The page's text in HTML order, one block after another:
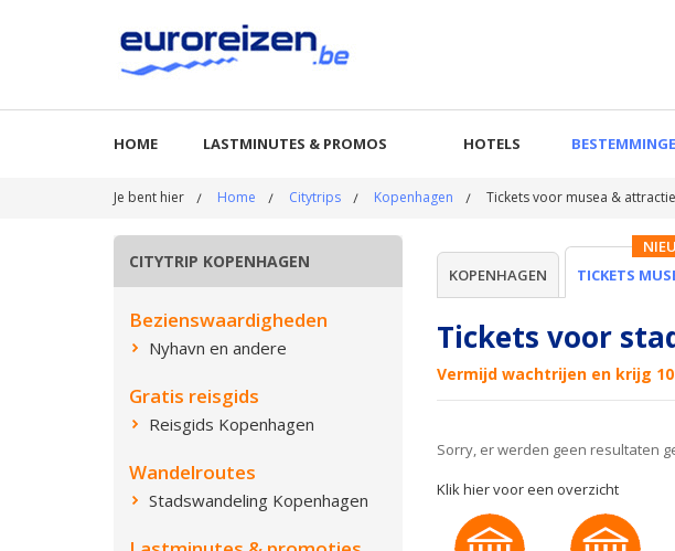
HOME LASTMINUTES & PROMOS HOTELS
Je bent hier Home Citytrips Kopenhagen Tickets voor musea &
CITYTRIP KOPENHAGEN
Bezienswaardigheden
Nyhavn en andere
Gratis reisgids
Reisgids Kopenhagen
Wandelroutes
Stadswandeling Kopenhagen
KOPENHAGEN
TICKETS
Tickets voor
Vermijd wachtrijen en krijg
Sorry, er werden geen resultaten
Klik hier voor een overzicht